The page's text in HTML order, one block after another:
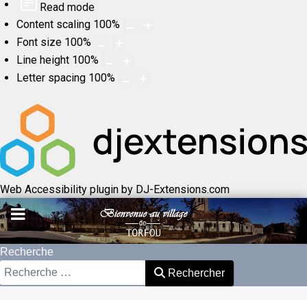
Read mode
Content scaling 100%
Font size 100%
Line height 100%
Letter spacing 100%
Web Accessibility plugin by DJ-Extensions.com
Recherche
Rechercher